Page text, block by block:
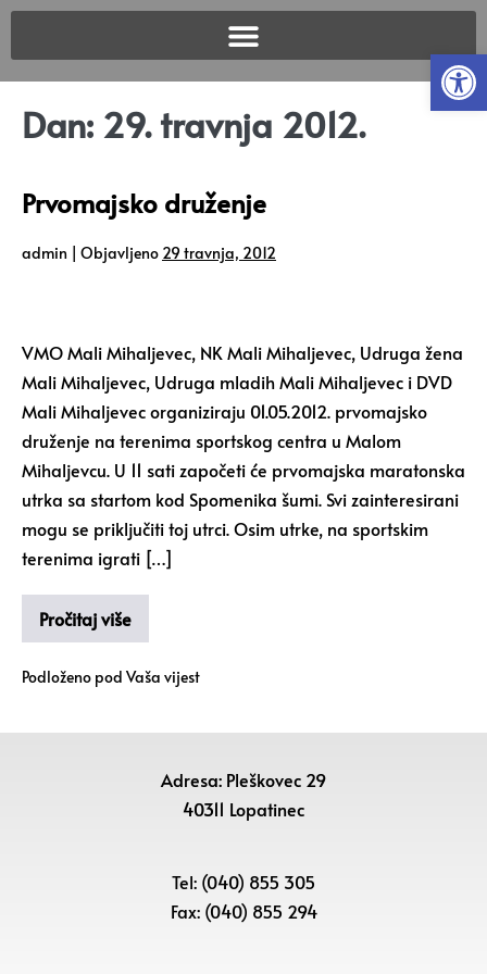
Dan: 29. travnja 2012.
Prvomajsko druženje
admin | Objavljeno 29 travnja, 2012
VMO Mali Mihaljevec, NK Mali Mihaljevec, Udruga žena
Mali Mihaljevec, Udruga mladih Mali Mihaljevec i DVD
Mali Mihaljevec organiziraju 01.05.2012. prvomajsko
druženje na terenima sportskog centra u Malom
Mihaljevcu. U 11 sati započeti će prvomajska maratonska
utrka sa startom kod Spomenika šumi. Svi zainteresirani
mogu se priključiti toj utrci. Osim utrke, na sportskim
terenima igrati […]
Pročitaj više
Podloženo pod Vaša vijest
Adresa: Pleškovec 29
40311 Lopatinec
Tel: (040) 855 305
Fax: (040) 855 294